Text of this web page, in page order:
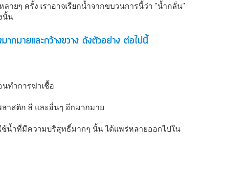
ยๆ ครั้ง เราอาจเรียกน้ำจากขบวนการนี้ว่า "น้ำกลั่น"
นั้น
กมายและกว้างขวาง ดังตัวอย่าง ต่อไปนี้
ทำการฆ่าเชื้อ
ลาสติก สี และอื่นๆ อีกมากมาย
น้ำที่มีความบริสุทธิ์มากๆ นั้น ได้แพร่หลายออกไปใน